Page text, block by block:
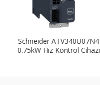
Schneider ATV340U07N4
0.75kW Hız Kontrol Cihazı